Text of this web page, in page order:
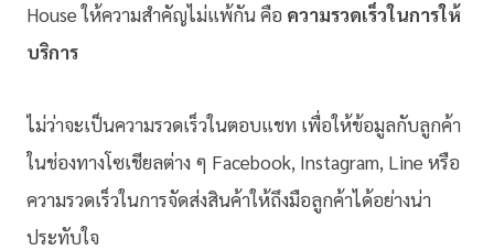
House ให้ความสำคัญไม่แพ้กัน คือ ความรวดเร็วในการให้
บริการ
ไม่ว่าจะเป็นความรวดเร็วในตอบแชท เพื่อให้ข้อมูลกับลูกค้า
ในช่องทางโซเชียลต่าง ๆ Facebook, Instagram, Line หรือ
ความรวดเร็วในการจัดส่งสินค้าให้ถึงมือลูกค้าได้อย่างน่า
ประทับใจ